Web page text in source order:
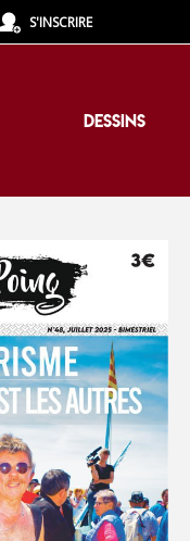
S'INSCRIRE
DESSINS
DESSINS